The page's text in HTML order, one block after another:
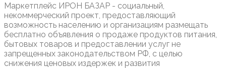
Маркетплейс ИРОН БАЗАР - социальный,
некоммерческий проект, предоставляющий
возможность населению и организациям размещать
бесплатно объявления о продаже продуктов питания,
бытовых товаров и предоставлении услуг не
запрещенных законодательством РФ, с целью
снижения ценовых издержек и развития